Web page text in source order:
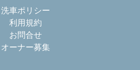
洗車ポリシー
利用規約
お問合せ
オーナー募集